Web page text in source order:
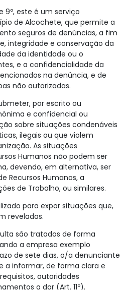
9º, este é um serviço
de Alcochete, que permite a
seguros de denúncias, a fim
integridade e conservação da
da identidade ou o
e a confidencialidade da
na denúncia, e de
não autorizadas.
por escrito ou
e confidencial ou
sobre situações condenáveis
ilegais ou que violem
As situações
Humanos não podem ser
devendo, em alternativa, ser
Recursos Humanos, a
de Trabalho, ou similares.
para expor situações que,
reveladas.
são tratados de forma
a empresa exemplo
de sete dias, o/a denunciante
a informar, de forma clara e
autoridades
a dar (Art. 11º).